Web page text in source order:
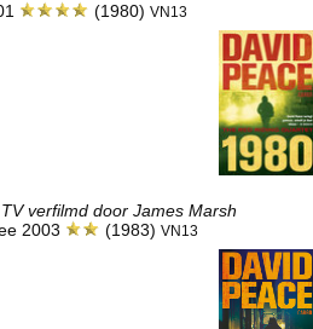
(1980) VN13
verfilmd door James Marsh
2003 (1983) VN13